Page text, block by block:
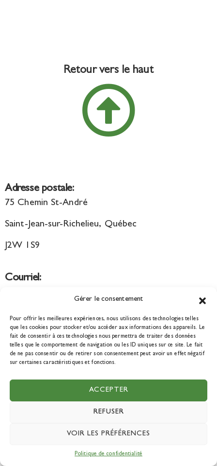
Gérer le consentement
Pour offrir les meilleures expériences, nous utilisons des technologies telles
que les cookies pour stocker et/ou accéder aux informations des appareils. Le
fait de consentir à ces technologies nous permettra de traiter des données
telles que le comportement de navigation ou les ID uniques sur ce site. Le fait
de ne pas consentir ou de retirer son consentement peut avoir un effet négatif
sur certaines caractéristiques et fonctions.
ACCEPTER
REFUSER
VOIR LES PRÉFÉRENCES
Politique de confidentialité
Retour vers le haut
Adresse postale:
75 Chemin St-André
Saint-Jean-sur-Richelieu, Québec
J2W 1S9
Courriel:
NOUS JOINDRE
© 2021 Tourisme durable Québec. Tous droits réservés. Une